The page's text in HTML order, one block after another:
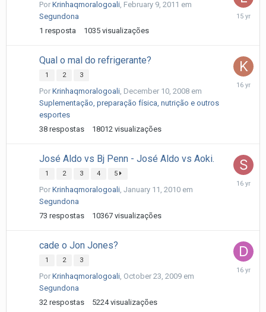
Por Krinhaqmoralogoali February 9, 2011 em
Segundona
1 resposta 1035 visualizações
February
Qual o mal do refrigerante?
1 2 3
Por Krinhaqmoralogoali December 10, 2008 em
Suplementação, preparação física, nutrição e outros
esportes
38 respostas 18012 visualizações
February
José Aldo vs Bj Penn - José Aldo vs Aoki.
1 2 3 4 5
Por Krinhaqmoralogoali January 11, 2010 em
Segundona
73 respostas 10367 visualizações
February
cade o Jon Jones?
1 2 3
Por Krinhaqmoralogoali October 23, 2009 em
Segundona
32 respostas 5224 visualizações